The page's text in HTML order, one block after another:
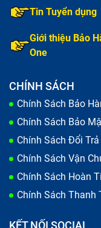
Tin Tuyển dụng
Giới thiệu Bảo
One
CHÍNH SÁCH
Chính Sách Bảo
Chính Sách Bảo
Chính Sách Đổi Trả
Chính Sách Vận
Chính Sách Hoàn
Chính Sách Thanh
KẾT NỐI SOCIAL